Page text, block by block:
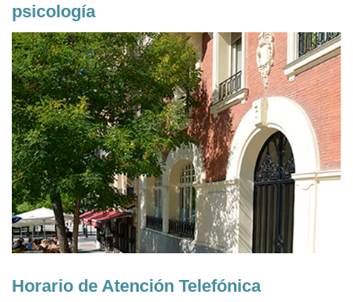
psicología
Horario de Atención Telefónica